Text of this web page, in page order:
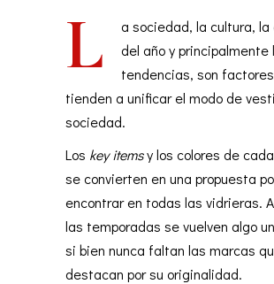
L
a sociedad, la cultura,
del año y principalmente
tendencias, son
tienden a unificar el modo de
sociedad.
Los key itemsy los colores de
se convierten en una propuesta
encontrar en todas las vidrieras.
las temporadas se vuelven algo
si bien nunca faltan las marcas
destacan por su originalidad.